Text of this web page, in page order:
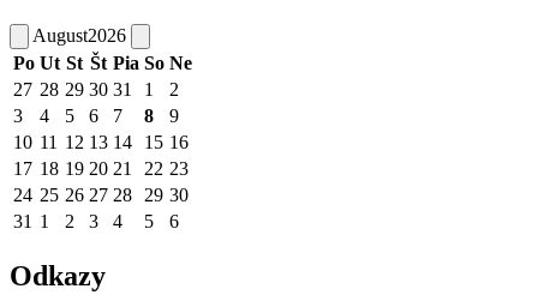
August2026
Po Ut St Št Pia So Ne
27 28 29 30 31 1
2
3
4 5 6 7 8
9
10 11 12 13 14 15 16
17 18 19 20 21 22 23
24 25 26 27 28 29 30
31 1 2 3 4 5 6
Odkazy